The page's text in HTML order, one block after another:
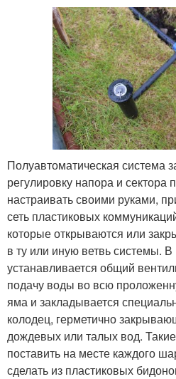
Полуавтоматическая система
регулировку напора и сектора
настраивать своими руками,
сеть пластиковых
которые открываются или
в ту или иную ветвь системы.
устанавливается общий
подачу воды во всю
яма и закладывается
колодец, герметично
дождевых или талых вод.
поставить на месте каждого
сделать из пластиковых